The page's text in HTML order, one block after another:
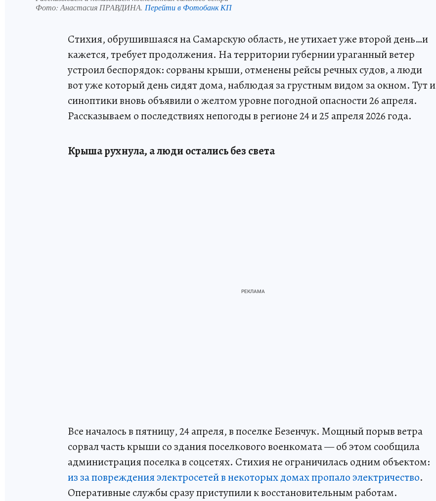
Фото:Анастасия ПРАВДИНА. Перейти в Фотобанк КП
Стихия, обрушившаяся на Самарскую область, не утихает уже второй день…и
кажется, требует продолжения. На территории губернии ураганный ветер
устроил беспорядок: сорваны крыши, отменены рейсы речных судов, а люди
вот уже который день сидят дома, наблюдая за грустным видом за окном. Тут и
синоптики вновь объявили о желтом уровне погодной опасности 26 апреля.
Рассказываем о последствиях непогоды в регионе 24 и 25 апреля 2026 года.
Крыша рухнула, а люди остались без света
Все началось в пятницу, 24 апреля, в поселке Безенчук. Мощный порыв ветра
сорвал часть крыши со здания поселкового военкомата — об этом сообщила
администрация поселка в соцсетях. Стихия не ограничилась одним объектом:
из за повреждения электросетей в некоторых домах пропало электричество.
Оперативные службы сразу приступили к восстановительным работам.